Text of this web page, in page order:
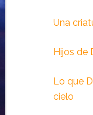
Una
Hijos de
Lo que
cielo